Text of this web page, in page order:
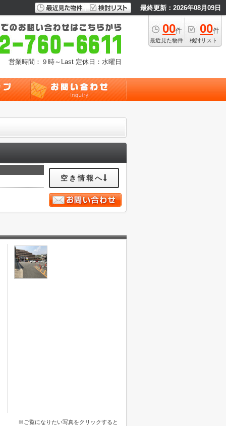
最終更新：2026年08月09日
00件
最近見た物件
00件
検討リスト
営業時間：９時～Last 定休日：水曜日
空き情報へ
※ご覧になりたい写真をクリックすると